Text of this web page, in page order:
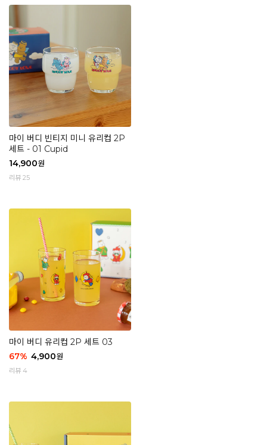
마이 버디 빈티지 미니 유리컵 2P
세트 - 01 Cupid
14,900원
리뷰 25
마이 버디 유리컵 2P 세트 03
67% 4,900원
리뷰 4